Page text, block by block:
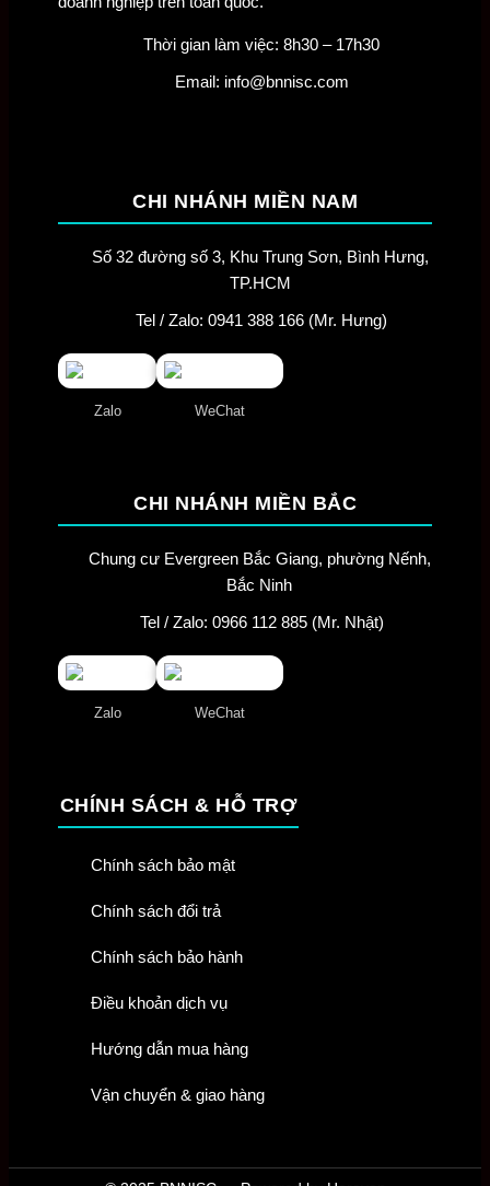
Thời gian làm việc: 8h30 – 17h30
Email: info@bnnisc.com
CHI NHÁNH MIỀN NAM
Số 32 đường số 3, Khu Trung Sơn, Bình Hưng,
TP.HCM
Tel / Zalo: 0941 388 166 (Mr. Hưng)
Zalo WeChat
CHI NHÁNH MIỀN BẮC
Chung cư Evergreen Bắc Giang, phường Nếnh,
Bắc Ninh
Tel / Zalo: 0966 112 885 (Mr. Nhật)
Zalo WeChat
CHÍNH SÁCH & HỖ TRỢ
Chính sách bảo mật
Chính sách đổi trả
Chính sách bảo hành
Điều khoản dịch vụ
Hướng dẫn mua hàng
Vận chuyển & giao hàng